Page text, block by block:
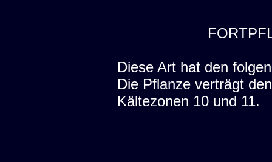
Diese Art hat den
Die Pflanze verträgt
Kältezonen 10 und 11.